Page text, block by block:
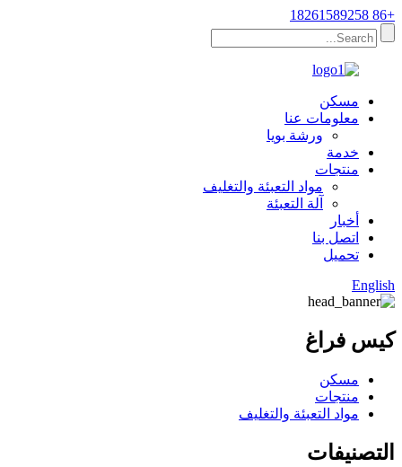
+86 18261589258
مسكن
معلومات عنا
ورشة بويا
خدمة
منتجات
مواد التعبئة والتغليف
آلة التعبئة
أخبار
اتصل بنا
تحميل
English
كيس فراغ
مسكن
منتجات
مواد التعبئة والتغليف
التصنيفات